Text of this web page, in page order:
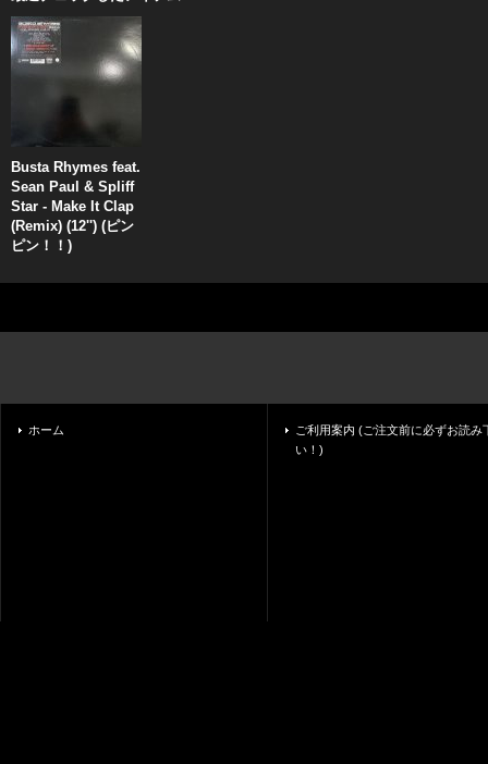
Busta Rhymes feat.
Sean Paul & Spliff
Star - Make It Clap
(Remix) (12'') (ピン
ピン！！)
ホーム
ご利用案内 (ご注文前に必ずお読み
い！)